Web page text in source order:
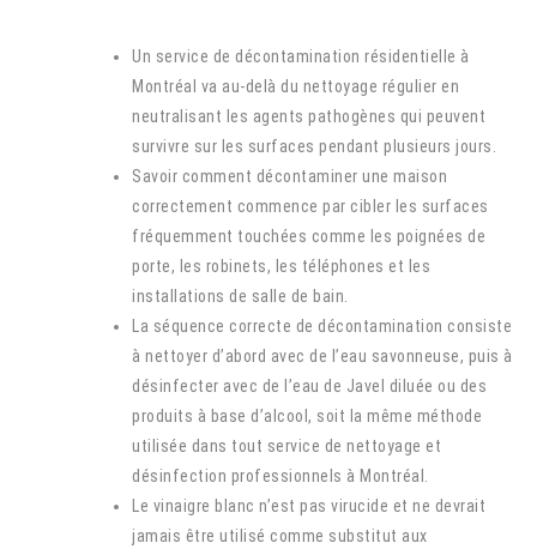
Un service de décontamination résidentielle à
Montréal va au-delà du nettoyage régulier en
neutralisant les agents pathogènes qui peuvent
survivre sur les surfaces pendant plusieurs jours.
Savoir comment décontaminer une maison
correctement commence par cibler les surfaces
fréquemment touchées comme les poignées de
porte, les robinets, les téléphones et les
installations de salle de bain.
La séquence correcte de décontamination consiste
à nettoyer d’abord avec de l’eau savonneuse, puis à
désinfecter avec de l’eau de Javel diluée ou des
produits à base d’alcool, soit la même méthode
utilisée dans tout service de nettoyage et
désinfection professionnels à Montréal.
Le vinaigre blanc n’est pas virucide et ne devrait
jamais être utilisé comme substitut aux